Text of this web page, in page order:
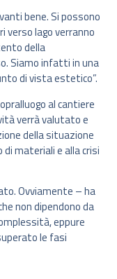
bene. Si possono
verso lago verranno
della
Siamo infatti in una
di vista estetico”.
al cantiere
verrà valutato e
della situazione
materiali e alla crisi
Ovviamente – ha
non dipendono da
eppure
le fasi